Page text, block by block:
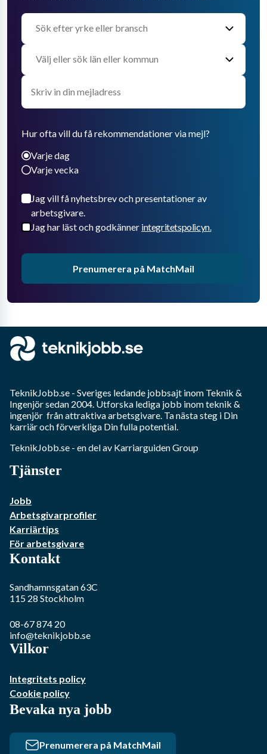
Hur ofta vill du få rekommendationer via mejl?
Varje dag
Varje vecka
Jag vill få nyhetsbrev och presentationer av
arbetsgivare.
Jag har läst och godkänner integritetspolicyn.
Prenumerera på MatchMail
TeknikJobb.se - Sveriges ledande jobbsajt inom Teknik &
Ingenjörsedan 2004. Utforska lediga jobb inomteknik &
ingenjör från attraktiva arbetsgivare. Ta nästa steg i Din
karriär och förverkliga Din fulla potential.
TeknikJobb.se - en del av Karriarguiden Group
Tjänster
Jobb
Arbetsgivarprofiler
Karriärtips
För arbetsgivare
Kontakt
Sandhamnsgatan 63C
115 28 Stockholm
08-67 874 20
info@teknikjobb.se
Vilkor
Integritets policy
Cookie policy
Bevaka nya jobb
Prenumerera på MatchMail